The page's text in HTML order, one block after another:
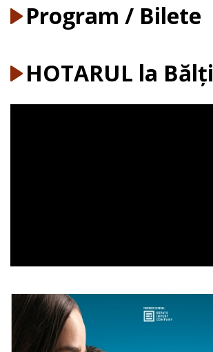
Program / Bilete
HOTARUL la Bălți